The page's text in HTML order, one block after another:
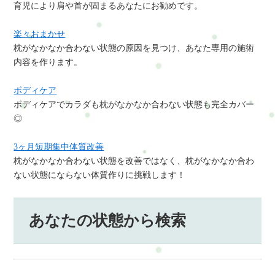
育児により肩や首が固まるあなたにお勧めです。
楽々おまかせ
枕がなかなか合わない状態の原因を見つけ、あなた専用の施術
内容を作ります。
ボディケア
ボディケアでカラダも枕がなかなか合わない状態も完全カバー
◎
3ヶ月短期集中体質改善
枕がなかなか合わない状態を改善ではなく、枕がなかなか合わ
ない状態にならない体質作りに挑戦します！
あなたの状態から検索